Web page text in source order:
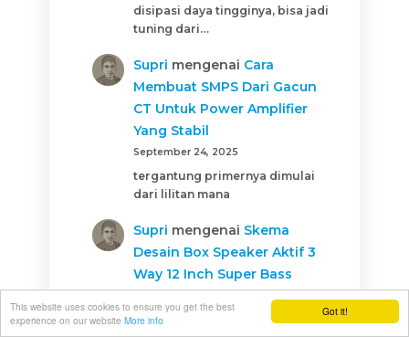
Got it!
This website uses cookies to ensure you get the best
experience on our website More info
disipasi daya tingginya, bisa jadi
tuning dari…
Supri mengenai Cara
Membuat SMPS Dari Gacun
CT Untuk Power Amplifier
Yang Stabil
September 24, 2025
tergantung primernya dimulai
dari lilitan mana
Supri mengenai Skema
Desain Box Speaker Aktif 3
Way 12 Inch Super Bass
jika dayanya kurang hasilnya